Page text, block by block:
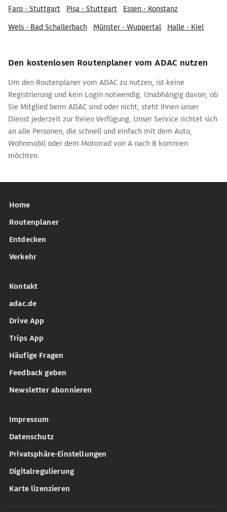
Faro - Stuttgart
Pisa - Stuttgart
Essen - Konstanz
Wels - Bad Schallerbach
Münster - Wuppertal
Halle - Kiel
Den kostenlosen Routenplaner vom ADAC nutzen
Um den Routenplaner vom ADAC zu nutzen, ist keine
Registrierung und kein Login notwendig. Unabhängig davon, ob
Sie Mitglied beim ADAC sind oder nicht, steht Ihnen unser
Dienst jederzeit zur freien Verfügung. Unser Service richtet sich
an alle Personen, die schnell und einfach mit dem Auto,
Wohnmobil oder dem Motorrad von A nach B kommen
möchten.
Home
Routenplaner
Entdecken
Verkehr
Kontakt
adac.de
Drive App
Trips App
Häufige Fragen
Feedback geben
Newsletter abonnieren
Impressum
Datenschutz
Privatsphäre-Einstellungen
Digitalregulierung
Karte lizenzieren